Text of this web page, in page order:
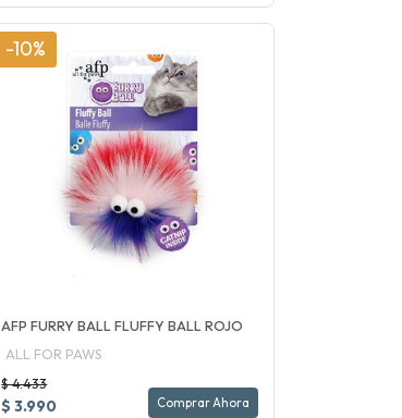
-10%
AFP FURRY BALL FLUFFY BALL ROJO
ALL FOR PAWS
$ 4.433
$ 3.990 Comprar Ahora